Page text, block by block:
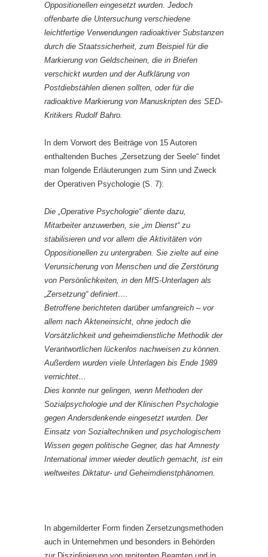
Oppositionellen eingesetzt wurden. Jedoch
offenbarte die Untersuchung verschiedene
leichtfertige Verwendungen radioaktiver Substanzen
durch die Staatssicherheit, zum Beispiel für die
Markierung von Geldscheinen, die in Briefen
verschickt wurden und der Aufklärung von
Postdiebstählen dienen sollten, oder für die
radioaktive Markierung von Manuskripten des SED-
Kritikers Rudolf Bahro.
In dem Vorwort des Beiträge von 15 Autoren
enthaltenden Buches „Zersetzung der Seele“ findet
man folgende Erläuterungen zum Sinn und Zweck
der Operativen Psychologie (S. 7):
Die „Operative Psychologie“ diente dazu,
Mitarbeiter anzuwerben, sie „im Dienst“ zu
stabilisieren und vor allem die Aktivitäten von
Oppositionellen zu untergraben. Sie zielte auf eine
Verunsicherung von Menschen und die Zerstörung
von Persönlichkeiten, in den MfS-Unterlagen als
„Zersetzung“ definiert….
Betroffene berichteten darüber umfangreich – vor
allem nach Akteneinsicht, ohne jedoch die
Vorsätzlichkeit und geheimdienstliche Methodik der
Verantwortlichen lückenlos nachweisen zu können.
Außerdem wurden viele Unterlagen bis Ende 1989
vernichtet…
Dies konnte nur gelingen, wenn Methoden der
Sozialpsychologie und der Klinischen Psychologie
gegen Andersdenkende eingesetzt wurden. Der
Einsatz von Sozialtechniken und psychologischem
Wissen gegen politische Gegner, das hat Amnesty
International immer wieder deutlich gemacht, ist ein
weltweites Diktatur- und Geheimdienstphänomen.
In abgemilderter Form finden Zersetzungsmethoden
auch in Unternehmen und besonders in Behörden